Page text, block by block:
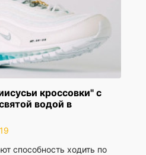
кроссовки" с
водой в
способность ходить по